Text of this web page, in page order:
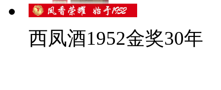
西凤酒1952金奖30年